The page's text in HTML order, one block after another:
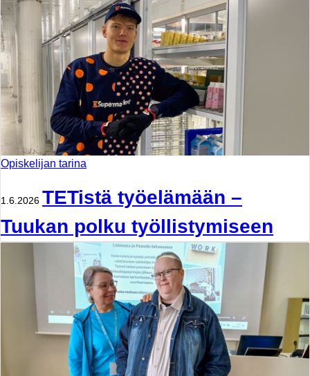
Opiskelijan tarina
1.6.2026 TETistä työelämään –
Tuukan polku työllistymiseen